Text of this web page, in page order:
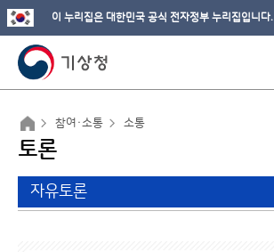
이 누리집은 대한민국 공식 전자정부 누리집입니다.
참여·소통 소통
토론
자유토론